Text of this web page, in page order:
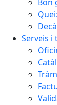
Serveis i